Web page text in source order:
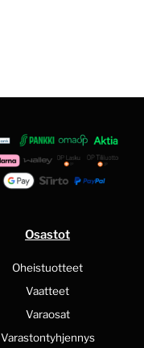
Osastot
Oheistuotteet
Vaatteet
Varaosat
Varastontyhjennys